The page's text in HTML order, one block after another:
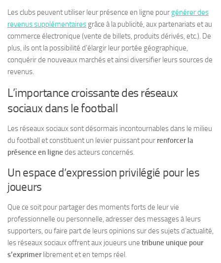
Les clubs peuvent utiliser leur présence en ligne pour générer des
revenus supplémentaires grâce à la publicité, aux partenariats et au
commerce électronique (vente de billets, produits dérivés, etc.). De
plus, ils ont la possibilité d’élargir leur portée géographique,
conquérir de nouveaux marchés et ainsi diversifier leurs sources de
revenus.
L’importance croissante des réseaux
sociaux dans le football
Les réseaux sociaux sont désormais incontournables dans le milieu
du football et constituent un levier puissant pour renforcer la
présence en ligne des acteurs concernés.
Un espace d’expression privilégié pour les
joueurs
Que ce soit pour partager des moments forts de leur vie
professionnelle ou personnelle, adresser des messages à leurs
supporters, ou faire part de leurs opinions sur des sujets d’actualité,
les réseaux sociaux offrent aux joueurs une tribune unique pour
s’exprimerlibrement et en temps réel.